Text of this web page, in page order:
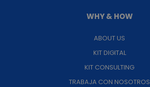
WHY & HOW
ABOUT US
KIT DIGITAL
KIT CONSULTING
TRABAJA CON NOSOTROS